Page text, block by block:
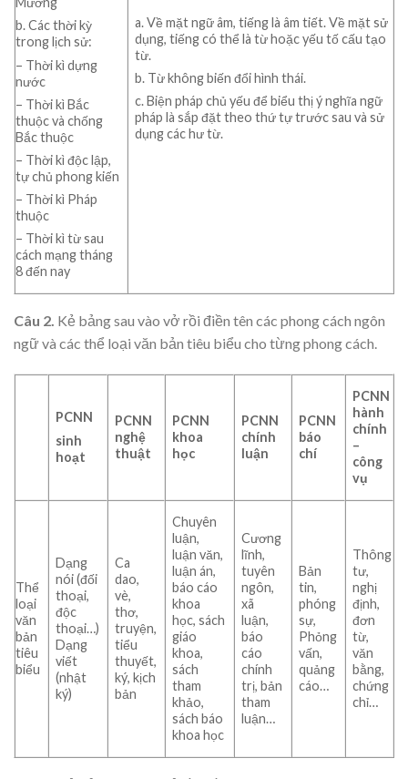
b. Các thời kỳ
trong lịch sử:
– Thời kì dựng
nước
– Thời kì Bắc
thuộc và chống
Bắc thuộc
– Thời kì độc lập,
tự chủ phong kiến
– Thời kì Pháp
thuộc
– Thời kì từ sau
cách mạng tháng
8 đến nay
a. Về mặt ngữ âm, tiếng là âm tiết. Về mặt sử
dụng, tiếng có thể là từ hoặc yếu tố cấu tạo
từ.
b. Từ không biến đổi hình thái.
c. Biện pháp chủ yếu để biểu thị ý nghĩa ngữ
pháp là sắp đặt theo thứ tự trước sau và sử
dụng các hư từ.
Câu 2. Kẻ bảng sau vào vở rồi điền tên các phong cách ngôn
ngữ và các thể loại văn bản tiêu biểu cho từng phong cách.
PCNN
sinh
hoạt
PCNN
nghệ
thuật
PCNN
khoa
học
PCNN
chính
luận
PCNN
báo
chí
PCNN
hành
chính
–
công
vụ
Thể
loại
văn
bản
tiêu
biểu
Dạng
nói (đối
thoại,
độc
thoại…)
Dạng
viết
(nhật
ký)
Ca
dao,
vè,
thơ,
truyện,
tiểu
thuyết,
ký, kịch
bản
Chuyên
luận,
luận văn,
luận án,
báo cáo
khoa
học, sách
giáo
khoa,
sách
tham
khảo,
sách báo
khoa học
Cương
lĩnh,
tuyên
ngôn,
xã
luận,
báo
cáo
chính
trị, bản
tham
luận…
Bản
tin,
phóng
sự,
Phỏng
vấn,
quảng
cáo…
Thông
tư,
nghị
định,
đơn
từ,
văn
bằng,
chứng
chỉ…